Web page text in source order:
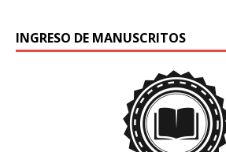
INGRESO DE MANUSCRITOS